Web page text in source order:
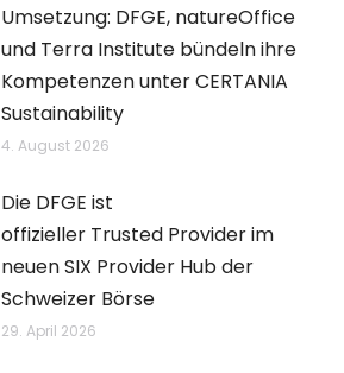
Umsetzung: DFGE, natureOffice
und Terra Institute bündeln ihre
Kompetenzen unter CERTANIA
Sustainability
4. August 2026
Die DFGE ist
offizieller Trusted Provider im
neuen SIX Provider Hub der
Schweizer Börse
29. April 2026